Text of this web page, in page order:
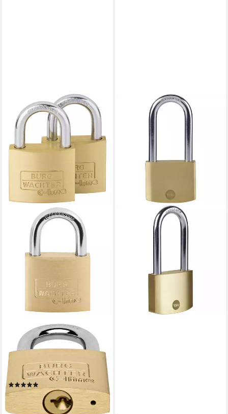
BURG WÄCHTER
Vorhängeschloss
Vorhängeschloss-Set Quadro
222 40 SB 2er Set Quadro
222 40 SB
ab 21,94 €
lieferbar - in 2-3 Werktagen bei dir
Vorhängeschloss Messing
Hangschloss 50 mm langer
Bügel Y110B/50/166/1
lieferbar - in 2-3 Werktagen bei dir